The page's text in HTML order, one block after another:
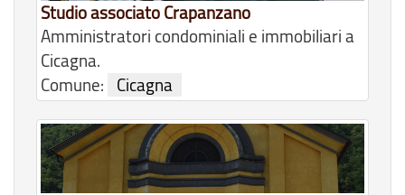
Studio associato Crapanzano
Amministratori condominiali e immobiliari a
Cicagna.
Comune:
Cicagna